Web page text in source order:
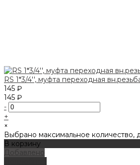
RS 1*3/4'', муфта переходная
145 ₽
145 ₽
-
+
×
Выбрано максимальное количество,
В корзину
Добавлено